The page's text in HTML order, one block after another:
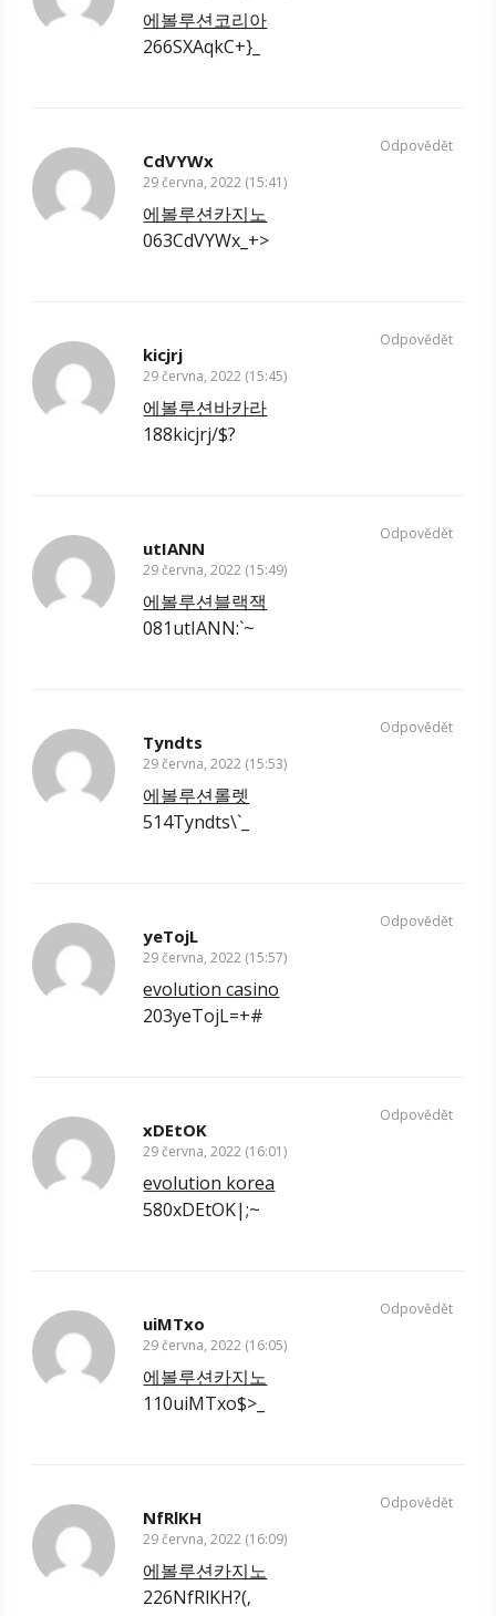
에볼루션코리아
266SXAqkC+}_
CdVYWx
29 června, 2022 (15:41)
에볼루션카지노
063CdVYWx_+>
Odpovědět
kicjrj
29 června, 2022 (15:45)
에볼루션바카라
188kicjrj/$?
Odpovědět
utIANN
29 června, 2022 (15:49)
에볼루션블랙잭
081utIANN:`~
Odpovědět
Tyndts
29 června, 2022 (15:53)
에볼루션롤렛
514Tyndts\`_
Odpovědět
yeTojL
29 června, 2022 (15:57)
evolution casino
203yeTojL=+#
Odpovědět
xDEtOK
29 června, 2022 (16:01)
evolution korea
580xDEtOK|;~
Odpovědět
uiMTxo
29 června, 2022 (16:05)
에볼루션카지노
110uiMTxo$>_
Odpovědět
NfRlKH
29 června, 2022 (16:09)
에볼루션카지노
226NfRlKH?(‚
Odpovědět